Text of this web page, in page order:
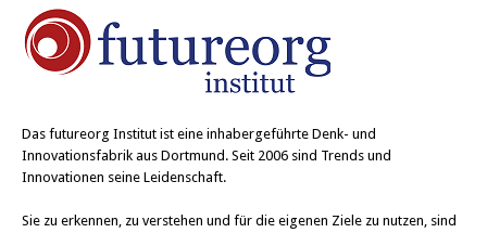
Das futureorg Institut ist eine inhabergeführte Denk- und
Innovationsfabrik aus Dortmund. Seit 2006 sind Trends und
Innovationen seine Leidenschaft.
Sie zu erkennen, zu verstehen und für die eigenen Ziele zu nutzen, sind